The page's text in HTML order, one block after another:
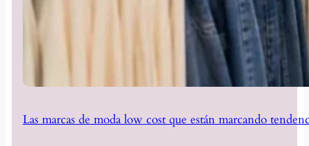
Las marcas de moda low cost que están marcando